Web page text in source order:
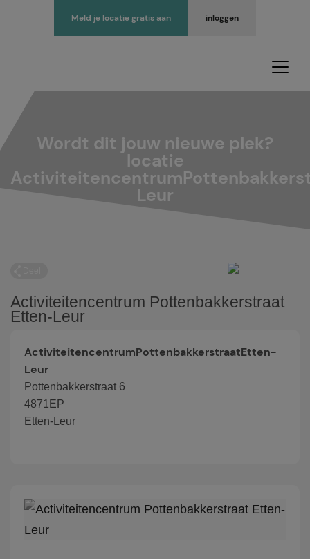
inloggen
Meld je locatie gratis aan
Wordt dit jouw nieuwe plek?
locatie
Leur
Activiteitencentrum Pottenbakkerstraat
Etten-Leur
ActiviteitencentrumPottenbakkerstraatEtten-
Leur
Pottenbakkerstraat 6
4871EP
Etten-Leur